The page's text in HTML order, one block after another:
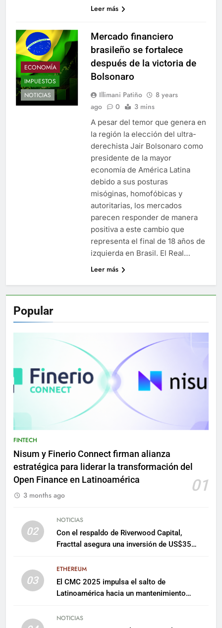
Leer más
ECONOMÍA
IMPUESTOS
NOTICIAS
Mercado financiero
brasileño se fortalece
después de la victoria de
Bolsonaro
Illimani Patiño
8 years
ago
0 3 mins
A pesar del temor que genera en
la región la elección del ultra-
derechista Jair Bolsonaro como
presidente de la mayor
economía de América Latina
debido a sus posturas
misóginas, homofóbicas y
autoritarias, los mercados
parecen responder de manera
positiva a este cambio que
representa el final de 18 años de
izquierda en Brasil. El Real…
Leer más
Popular
FINTECH
Nisum y Finerio Connect firman alianza
estratégica para liderar la transformación del
Open Finance en Latinoamérica
01
3 months ago
02
NOTICIAS
Con el respaldo de Riverwood Capital,
Fracttal asegura una inversión de US$35
03
ETHEREUM
El CMC 2025 impulsa el salto de
Latinoamérica hacia un mantenimiento
NOTICIAS